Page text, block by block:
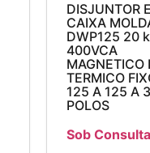
DISJUNTOR
CAIXA
DWP125 20
400VCA
MAGNETICO
TERMICO
125 A 125 A 3
POLOS
Sob Consulta